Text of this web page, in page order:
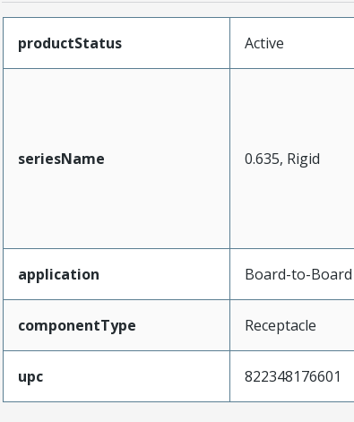
productStatus Active
seriesName 0.635, Rigid
application Board-to-Board
componentType Receptacle
upc 822348176601